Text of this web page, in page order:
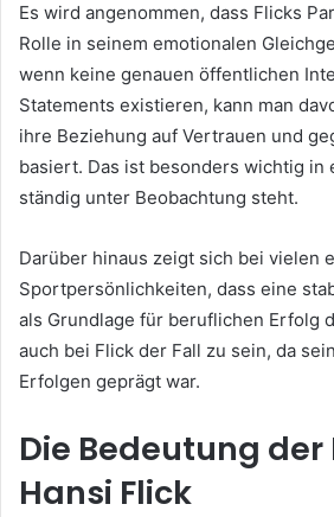
Es wird angenommen, dass Flicks
Rolle in seinem emotionalen
wenn keine genauen öffentlichen
Statements existieren, kann man
ihre Beziehung auf Vertrauen und
basiert. Das ist besonders wichtig in
ständig unter Beobachtung steht.
Darüber hinaus zeigt sich bei vielen
Sportpersönlichkeiten, dass eine
als Grundlage für beruflichen Erfolg
auch bei Flick der Fall zu sein, da
Erfolgen geprägt war.
Die Bedeutung
Hansi Flick